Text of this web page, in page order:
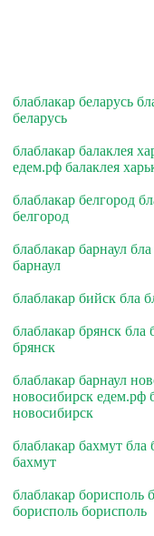
блаблакар беларусь
беларусь
блаблакар балаклея
едем.рф балаклея
блаблакар белгород
белгород
блаблакар барнаул
барнаул
блаблакар бийск бла
блаблакар брянск бла
брянск
блаблакар барнаул
новосибирск едем.рф
новосибирск
блаблакар бахмут
бахмут
блаблакар борисполь
борисполь борисполь